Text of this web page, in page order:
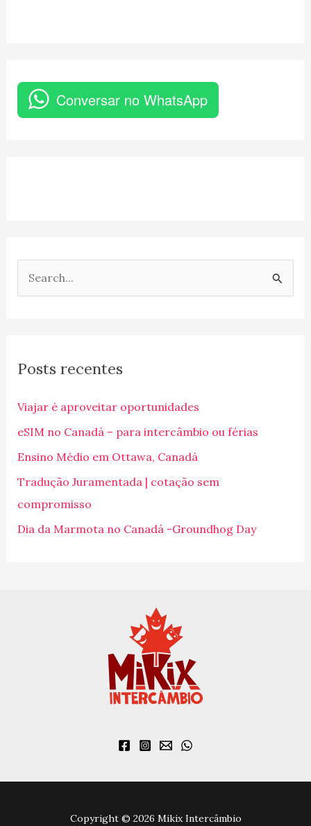
Conversar no WhatsApp
u
s
a
r
p
o
r
Posts recentes
Viajar é aproveitar oportunidades
eSIM no Canadá – para intercâmbio ou férias
Ensino Médio em Ottawa, Canadá
Tradução Juramentada | cotação sem
compromisso
Dia da Marmota no Canadá -Groundhog Day
Copyright © 2026 Mikix Intercâmbio